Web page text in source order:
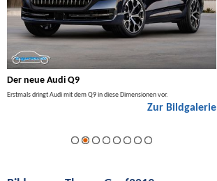
Der neue Audi Q9
Erstmals dringt Audi mit dem Q9 in diese Dimensionen vor.
Zur Bildgalerie